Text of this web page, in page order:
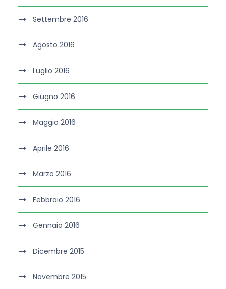
Settembre 2016
Agosto 2016
Luglio 2016
Giugno 2016
Maggio 2016
Aprile 2016
Marzo 2016
Febbraio 2016
Gennaio 2016
Dicembre 2015
Novembre 2015